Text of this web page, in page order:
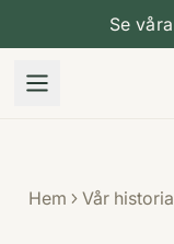
Se
Hem Vår historia